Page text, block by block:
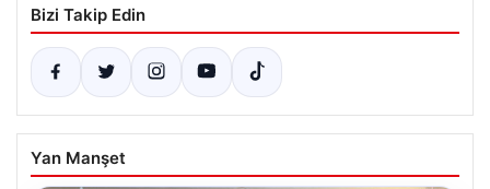
Bizi Takip Edin
Yan Manşet